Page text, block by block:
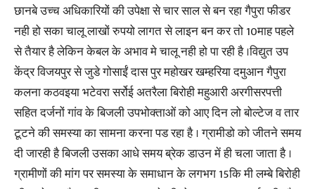
छानबे उच्च अधिकारियों की उपेक्षा से चार साल से बन रहा गैपुरा फीडर
नही हो सका चालू लाखों रुपयो लागत से लाइन बन कर तो 10माह पहले
से तैयार है लेकिन केबल के अभाव मे चालू नही हो पा रही है ।विद्युत उप
केंद्र विजयपुर से जुडे गोसाईं दास पुर महोखर खम्हरिया दमुआन गैपुरा
कलना कठवइया भटेवरा सर्रोई अतरैला बिरोही महुआरी अरगीसरपत्ती
सहित दर्जनों गांव के बिजली उपभोक्ताओं को आए दिन लो बोल्टेज व तार
टूटने की समस्या का सामना करना पड रहा है । ग्रामीडो को जीतने समय
दी जारही है बिजली उसका आधे समय ब्रेक डाउन में ही चला जाता है ।
ग्रामीणों की मांग पर समस्या के समाधान के लगभग 15कि मी लम्बे बिरोही